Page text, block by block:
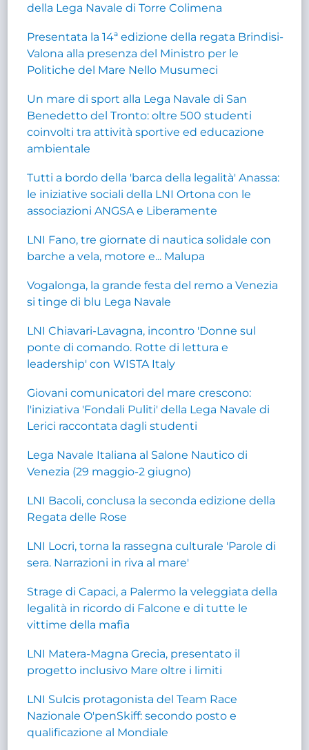
della Lega Navale di Torre Colimena
Presentata la 14ª edizione della regata Brindisi-
Valona alla presenza del Ministro per le
Politiche del Mare Nello Musumeci
Un mare di sport alla Lega Navale di San
Benedetto del Tronto: oltre 500 studenti
coinvolti tra attività sportive ed educazione
ambientale
Tutti a bordo della 'barca della legalità' Anassa:
le iniziative sociali della LNI Ortona con le
associazioni ANGSA e Liberamente
LNI Fano, tre giornate di nautica solidale con
barche a vela, motore e... Malupa
Vogalonga, la grande festa del remo a Venezia
si tinge di blu Lega Navale
LNI Chiavari-Lavagna, incontro 'Donne sul
ponte di comando. Rotte di lettura e
leadership' con WISTA Italy
Giovani comunicatori del mare crescono:
l'iniziativa 'Fondali Puliti' della Lega Navale di
Lerici raccontata dagli studenti
Lega Navale Italiana al Salone Nautico di
Venezia (29 maggio-2 giugno)
LNI Bacoli, conclusa la seconda edizione della
Regata delle Rose
LNI Locri, torna la rassegna culturale 'Parole di
sera. Narrazioni in riva al mare'
Strage di Capaci, a Palermo la veleggiata della
legalità in ricordo di Falcone e di tutte le
vittime della mafia
LNI Matera-Magna Grecia, presentato il
progetto inclusivo Mare oltre i limiti
LNI Sulcis protagonista del Team Race
Nazionale O'penSkiff: secondo posto e
qualificazione al Mondiale